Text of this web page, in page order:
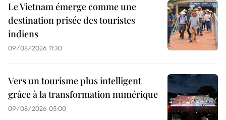
Le Vietnam émerge comme une
destination prisée des touristes
indiens
09/08/2026 11:30
Vers un tourisme plus intelligent
grâce à la transformation numérique
09/08/2026 05:00